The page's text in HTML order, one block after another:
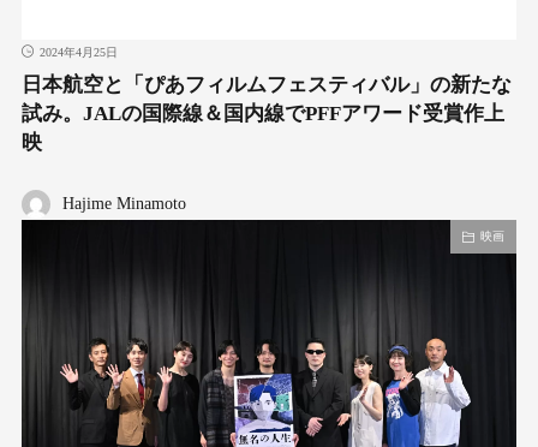
2024年4月25日
日本航空と「ぴあフィルムフェスティバル」の新たな
試み。JALの国際線＆国内線でPFFアワード受賞作上
映
Hajime Minamoto
映画